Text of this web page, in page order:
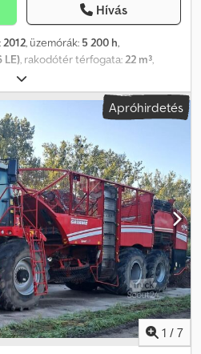
Hívás
2012, üzemórák: 5 200 h,
LE) , rakodótér térfogata: 22 m³
, első gumi méret:
, maximális sebesség:25 km/h,
fényszórók, légkondicionálás,
(hátul): 900/60R32, üzemóra:
75, területteljesítmény: 3700,
központi kenés, önjáró,
lombzúzó_____Önjáró,
felszedőegységek
300 frontmulcsozó, raktárhely:
Apróhirdetés
1 / 7